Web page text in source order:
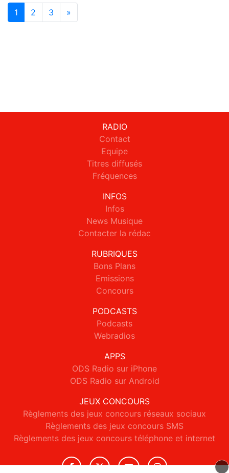
1 (current)
2 3 »
RADIO
Contact
Equipe
Titres diffusés
Fréquences
INFOS
Infos
News Musique
Contacter la rédac
RUBRIQUES
Bons Plans
Emissions
Concours
PODCASTS
Podcasts
Webradios
APPS
ODS Radio sur iPhone
ODS Radio sur Android
JEUX CONCOURS
Règlements des jeux concours réseaux sociaux
Règlements des jeux concours SMS
Règlements des jeux concours téléphone et internet